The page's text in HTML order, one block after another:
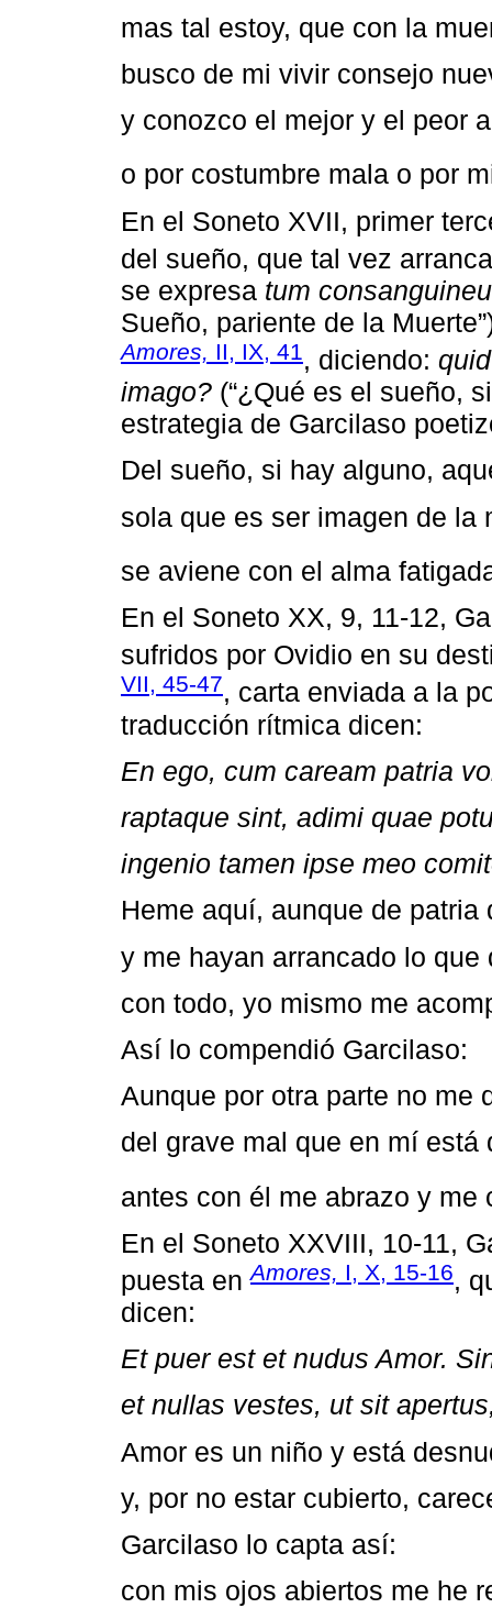
mas tal estoy, que con la
busco de mi vivir consejo
y conozco el mejor y el peor
o por costumbre mala o por
En el Soneto XVII, primer
del sueño, que tal vez
se expresa tum
Sueño, pariente de la
Amores, II, IX, 41, diciendo:
imago? (“¿Qué es el sueño,
estrategia de Garcilaso
Del sueño, si hay alguno,
sola que es ser imagen de la
se aviene con el alma
En el Soneto XX, 9, 11-12,
sufridos por Ovidio en su
VII, 45-47, carta enviada a la
traducción rítmica dicen:
En ego, cum caream patria
raptaque sint, adimi quae
ingenio tamen ipse meo
Heme aquí, aunque de
y me hayan arrancado lo que
con todo, yo mismo me
Así lo compendió Garcilaso:
Aunque por otra parte no me
del grave mal que en mí está
antes con él me abrazo y me
En el Soneto XXVIII, 10-11,
puesta enAmores, I, X, 15-16,
dicen:
Et puer est et nudus Amor.
et nullas vestes, ut sit
Amor es un niño y está
y, por no estar cubierto,
Garcilaso lo capta así:
con mis ojos abiertos me he